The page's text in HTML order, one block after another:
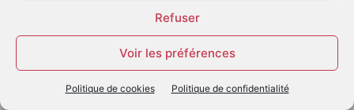
Refuser
Voir les préférences
Politique de cookies Politique de confidentialité